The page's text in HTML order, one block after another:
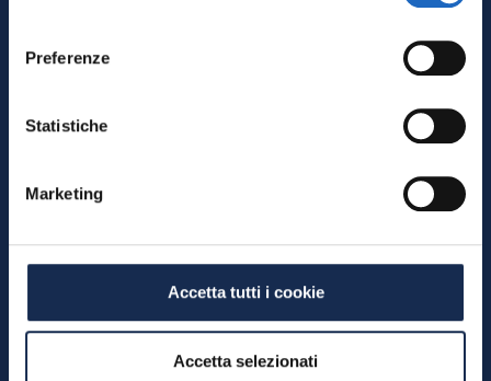
Preferenze
Statistiche
Marketing
Accetta tutti i cookie
Accetta selezionati
Contributi 2026: i